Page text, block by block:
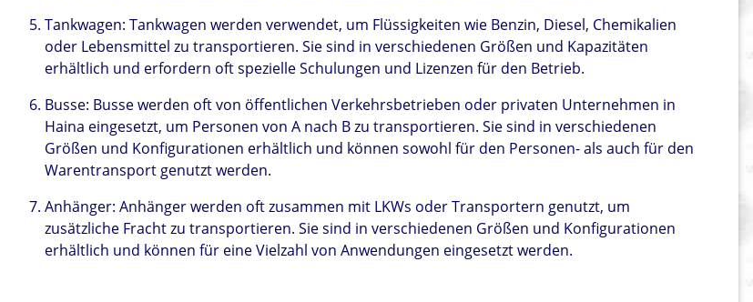
Tankwagen: Tankwagen werden verwendet, um Flüssigkeiten wie Benzin, Diesel, Chemikalien
oder Lebensmittel zu transportieren. Sie sind in verschiedenen Größen und Kapazitäten
erhältlich und erfordern oft spezielle Schulungen und Lizenzen für den Betrieb.
Busse: Busse werden oft von öffentlichen Verkehrsbetrieben oder privaten Unternehmen in
Haina eingesetzt, um Personen von A nach B zu transportieren. Sie sind in verschiedenen
Größen und Konfigurationen erhältlich und können sowohl für den Personen- als auch für den
Warentransport genutzt werden.
Anhänger: Anhänger werden oft zusammen mit LKWs oder Transportern genutzt, um
zusätzliche Fracht zu transportieren. Sie sind in verschiedenen Größen und Konfigurationen
erhältlich und können für eine Vielzahl von Anwendungen eingesetzt werden.